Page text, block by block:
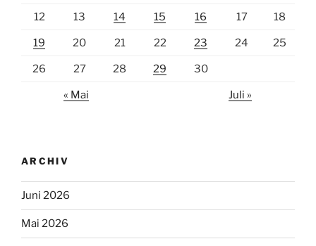
12 13 14 15 16 17 18
19 20 21 22 23 24 25
26 27 28 29 30
« Mai Juli »
ARCHIV
Juni 2026
Mai 2026